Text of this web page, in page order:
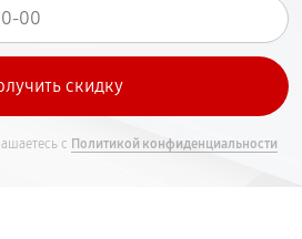
с Политикой конфиденциальности